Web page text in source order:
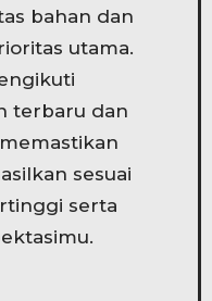
bahan dan
utama.
terbaru dan
sesuai
serta